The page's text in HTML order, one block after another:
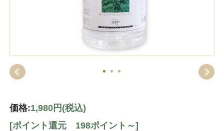
価格:1,980円 (税込)
[ポイント還元 198ポイント～]